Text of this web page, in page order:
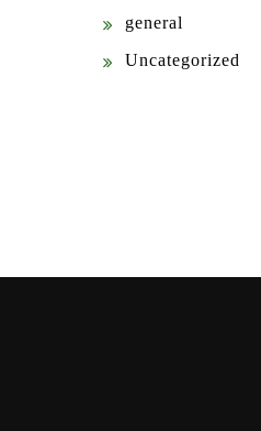
general
Uncategorized